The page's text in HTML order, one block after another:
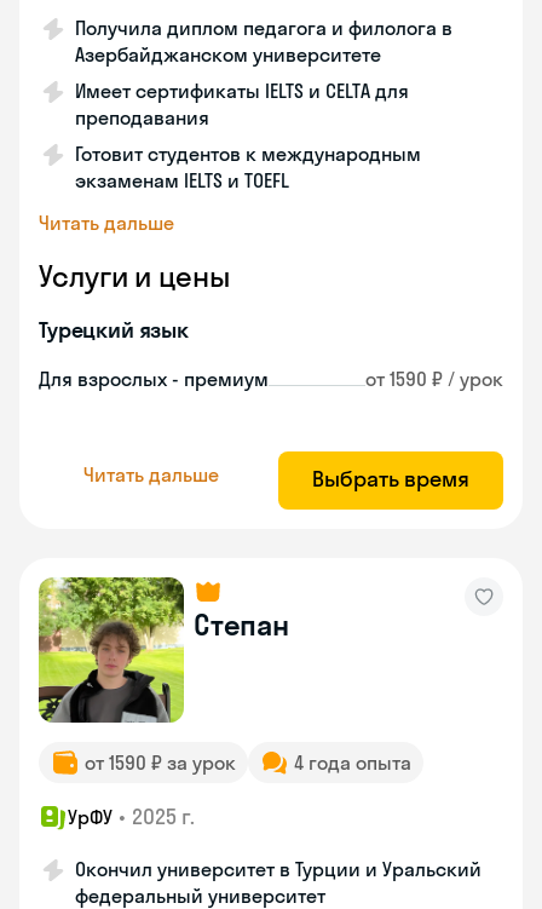
Получила диплом педагога и филолога в
Азербайджанском университете
Имеет сертификаты IELTS и CELTA для
преподавания
Готовит студентов к международным
экзаменам IELTS и TOEFL
Читать дальше
Услуги и цены
Турецкий язык
Для взрослых - премиум от 1590 ₽ / урок
Читать дальше Выбрать время
Степан
от 1590 ₽ за урок 4 года опыта
УрФУ • 2025 г.
Окончил университет в Турции и Уральский
федеральный университет